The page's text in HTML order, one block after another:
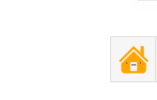
. _ .